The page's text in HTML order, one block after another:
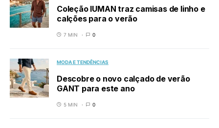
Coleção IUMAN traz camisas de linho e
calções para o verão
7 MIN 0
MODA E TENDÊNCIAS
Descobre o novo calçado de verão
GANT para este ano
5 MIN 0